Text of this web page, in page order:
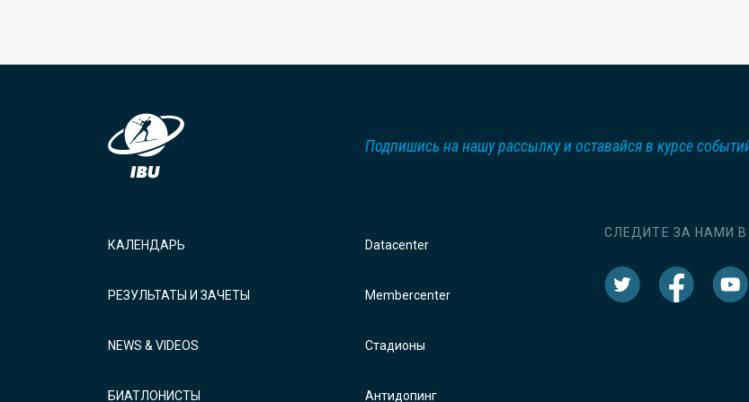
Подпишись на нашу рассылку и оставайся в курсе
КАЛЕНДАРЬ
РЕЗУЛЬТАТЫ И ЗАЧЕТЫ
NEWS & VIDEOS
БИАТЛОНИСТЫ
Datacenter
Membercenter
Стадионы
Антидопинг
СЛЕДИТЕ ЗА НАМИ В: